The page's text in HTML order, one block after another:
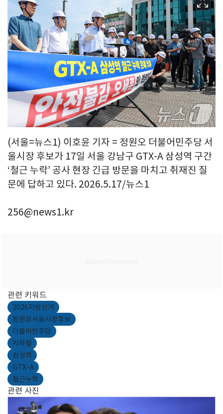
(서울=뉴스1) 이호윤 기자 = 정원오 더불어민주당 서
울시장 후보가 17일 서울 강남구 GTX-A 삼성역 구간
‘철근 누락’ 공사 현장 긴급 방문을 마치고 취재진 질
문에 답하고 있다. 2026.5.17/뉴스1
256@news1.kr
관련 키워드
2026지방선거
정원오서울시장후보
더불어민주당
지하철
삼성역
GTX-A
철근누락
관련 사진